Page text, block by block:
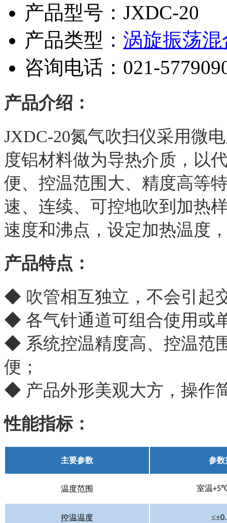
产品型号：JXDC-20
产品类型： 涡旋振荡
咨询电话： 021-
产品介绍：
JXDC-20氮气吹扫仪采用微
度铝材料做为导热介质，以
便、控温范围大、精度高等
速、连续、可控地吹到加热
速度和沸点，设定加热温度
产品特点：
◆ 吹管相互独立，不会引起
◆ 各气针通道可组合使用或
◆ 系统控温精度高、控温范
便；
◆ 产品外形美观大方，操作
性能指标：
主要参数 参数
温度范围 室温+5
控温温度 ≤±